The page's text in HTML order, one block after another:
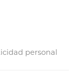
personal